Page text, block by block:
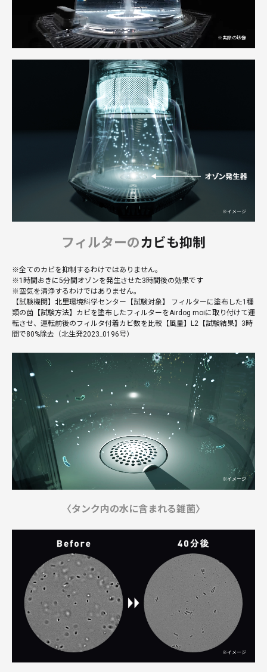
フィルターのカビも抑制
※全てのカビを抑制するわけではありません。
※1時間おきに5分間オゾンを発生させた3時間後の効果です
※空気を清浄するわけではありません。
【試験機関】北里環境科学センター【試験対象】 フィルターに塗布した1種
類の菌【試験方法】カビを塗布したフィルターをAirdog moiに取り付けて運
転させ、運転前後のフィルタ付着カビ数を比較【風量】L2【試験結果】3時
間で80%除去（北生発2023_0196号）
〈タンク内の水に含まれる雑菌〉